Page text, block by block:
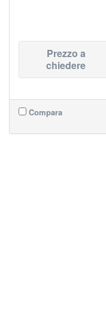
Prezzo a
chiedere
Compara